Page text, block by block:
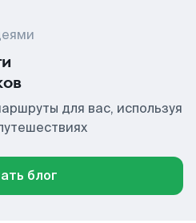
для вас, используя
блог